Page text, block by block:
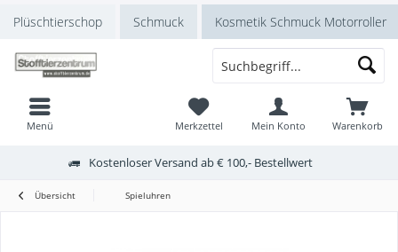
Plüschtierschop Schmuck Kosmetik Schmuck Motorroller
Menü Warenkorb
Merkzettel Mein Konto
Kostenloser Versand ab € 100,- Bestellwert
Übersicht Spieluhren